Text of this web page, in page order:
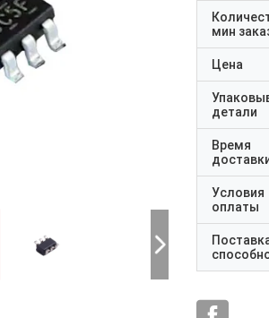
мин
Цена
детали
Время
Условия
оплаты
переоцененный
для замены стандарта
токе до 50 кГц.